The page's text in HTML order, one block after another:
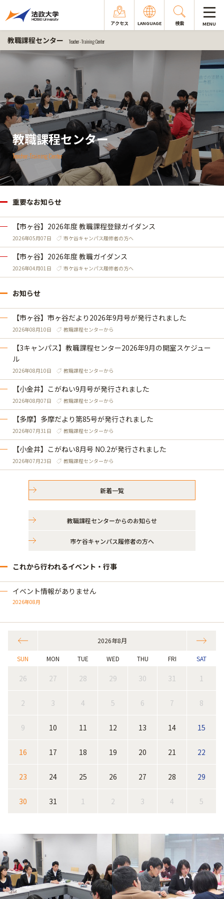
アクセス LANGUAGE 検索 MENU
教職課程センター Teacher-Training Center
教職課程センター
Teacher-Training Center
重要なお知らせ
【市ヶ谷】2026年度 教職課程登録ガイダンス
2026年05月07日 市ケ谷キャンパス履修者の方へ
【市ヶ谷】2026年度 教職ガイダンス
2026年04月01日 市ケ谷キャンパス履修者の方へ
お知らせ
【市ヶ谷】市ヶ谷だより2026年9月号が発行されました
2026年08月10日 教職課程センターから
【3キャンパス】教職課程センター2026年9月の開室スケジュー
ル
2026年08月10日 教職課程センターから
【小金井】こがねい9月号が発行されました
2026年08月07日 教職課程センターから
【多摩】多摩だより第85号が発行されました
2026年07月31日 教職課程センターから
【小金井】こがねい8月号 NO.2が発行されました
2026年07月23日 教職課程センターから
新着一覧
教職課程センターからのお知らせ
市ケ谷キャンパス履修者の方へ
これから行われるイベント・行事
イベント情報がありません
2026年08月
2026年8月
SUN MON TUE WED THU FRI SAT
26 27 28 29 30 31 1
2 3 4 5 6 7 8
9 10 11 12 13 14 15
16 17 18 19 20 21 22
23 24 25 26 27 28 29
30 31 1 2 3 4 5